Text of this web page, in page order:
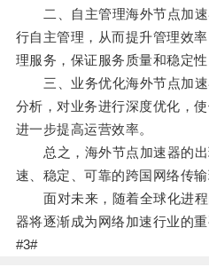
二、自主管理海外节点加速
行自主管理，从而提升管理效
理服务，保证服务质量和稳定性
三、业务优化海外节点加速
分析，对业务进行深度优化，
进一步提高运营效率。
总之，海外节点加速器的出
速、稳定、可靠的跨国网络传输
面对未来，随着全球化进程
器将逐渐成为网络加速行业的重
#3#